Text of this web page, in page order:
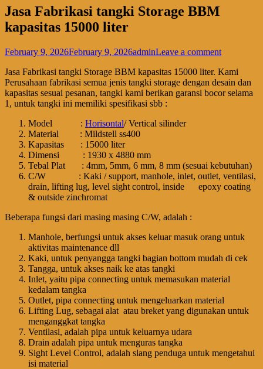
Jasa Fabrikasi tangki Storage BBM
kapasitas 15000 liter
Posted
February 9, 2026February 9, 2026Author
adminLeave a comment
Jasa Fabrikasi tangki Storage BBM kapasitas 15000 liter. Kami
Perusahaan fabrikasi semua jenis tangki storage dengan desain dan
kapasitas sesuai pesanan, tangki kami berikan garansi bocor selama
1, untuk tangki ini memiliki spesifikasi sbb :
Model : Horisontal/ Vertical silinder
Material : Mildstell ss400
Kapasitas : 15000 liter
Dimensi : 1930 x 4880 mm
Tebal Plat : 4mm, 5mm, 6 mm, 8 mm (sesuai kebutuhan)
C/W : Kaki / support, manhole, inlet, outlet, ventilasi,
drain, lifting lug, level sight control, inside epoxy coating
& outside zinchromat
Beberapa fungsi dari masing masing C/W, adalah :
Manhole, berfungsi untuk akses keluar masuk orang untuk
aktivitas maintenance dll
Kaki, untuk penyangga tangki bagian bottom mudah di cek
Tangga, untuk akses naik ke atas tangki
Inlet, yaitu pipa connecting untuk memasukan material
kedalam tangka
Outlet, pipa connecting untuk mengeluarkan material
Lifting Lug, sebagai alat atau breket yang digunakan untuk
menganggkat tangka
Ventilasi, adalah pipa untuk keluarnya udara
Drain adalah pipa untuk menguras tangka
Sight Level Control, adalah slang penduga untuk mengetahui
isi material